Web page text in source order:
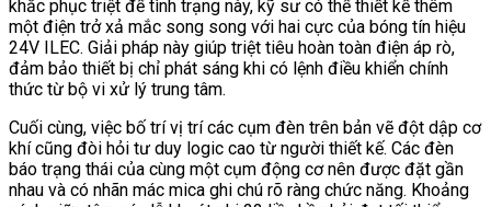
khắc phục triệt để tình trạng này, kỹ sư có thể thiết kế thêm
một điện trở xả mắc song song với hai cực của bóng tín hiệu
24V ILEC. Giải pháp này giúp triệt tiêu hoàn toàn điện áp rò,
đảm bảo thiết bị chỉ phát sáng khi có lệnh điều khiển chính
thức từ bộ vi xử lý trung tâm.
Cuối cùng, việc bố trí vị trí các cụm đèn trên bản vẽ đột dập cơ
khí cũng đòi hỏi tư duy logic cao từ người thiết kế. Các đèn
báo trạng thái của cùng một cụm động cơ nên được đặt gần
nhau và có nhãn mác mica ghi chú rõ ràng chức năng. Khoảng